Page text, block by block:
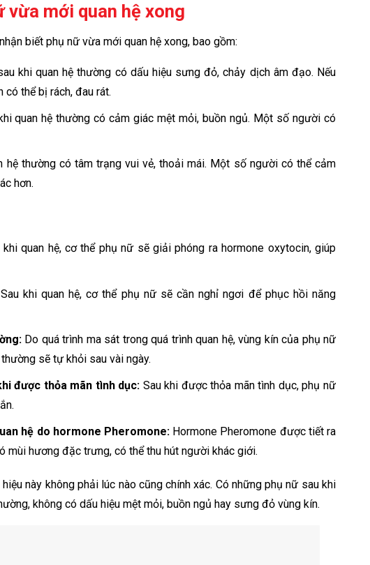
vừa mới quan hệ xong
biết phụ nữ vừa mới quan hệ xong, bao gồm:
khi quan hệ thường có dấu hiệu sưng đỏ, chảy dịch âm đạo. Nếu
có thể bị rách, đau rát.
quan hệ thường có cảm giác mệt mỏi, buồn ngủ. Một số người có
hệ thường có tâm trạng vui vẻ, thoải mái. Một số người có thể cảm
hơn.
quan hệ, cơ thể phụ nữ sẽ giải phóng ra hormone oxytocin, giúp
khi quan hệ, cơ thể phụ nữ sẽ cần nghỉ ngơi để phục hồi năng
Do quá trình ma sát trong quá trình quan hệ, vùng kín của phụ nữ
sẽ tự khỏi sau vài ngày.
được thỏa mãn tình dục: Sau khi được thỏa mãn tình dục, phụ nữ
hệ do hormone Pheromone:Hormone Pheromone được tiết ra
mùi hương đặc trưng, có thể thu hút người khác giới.
này không phải lúc nào cũng chính xác. Có những phụ nữ sau khi
không có dấu hiệu mệt mỏi, buồn ngủ hay sưng đỏ vùng kín.